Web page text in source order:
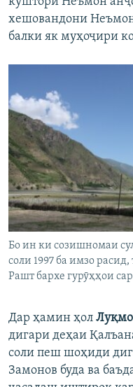
хешовандони
балки як муҳоҷири
Бо ин ки созишномаи
соли 1997 ба имзо
Рашт бархе гурӯҳҳои
Дар ҳамин ҳол
дигари деҳаи
соли пеш шоҳиди
Замонов буда ва